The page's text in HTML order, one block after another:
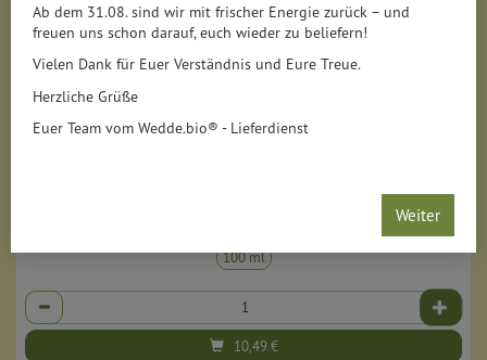
Ab dem 31.08. sind wir mit frischer Energie zurück – und
freuen uns schon darauf, euch wieder zu beliefern!
Vielen Dank für Euer Verständnis und Eure Treue.
Herzliche Grüße
Euer Team vom Wedde.bio® - Lieferdienst
Weiter
100 ml
Anzahl
10,49€